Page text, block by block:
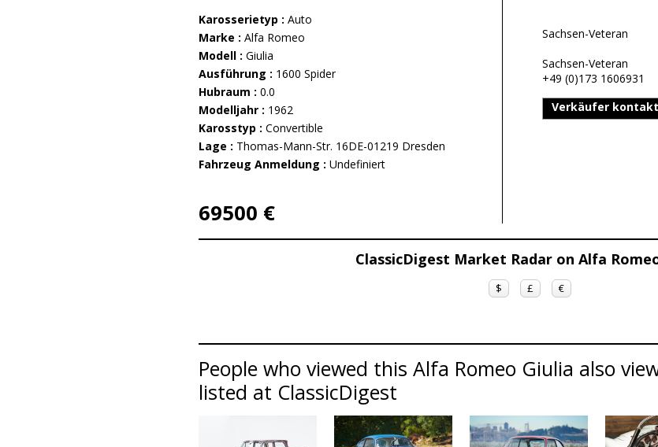
Karosserietyp : Auto
Marke : Alfa Romeo
Modell : Giulia
Ausführung : 1600 Spider
Hubraum : 0.0
Modelljahr : 1962
Karosstyp : Convertible
Lage : Thomas-Mann-Str. 16DE-01219 Dresden
Fahrzeug Anmeldung : Undefiniert
69500 €
Sachsen-Veteran
Sachsen-Veteran
+49 (0)173 1606931
Verkäufer
ClassicDigest Market Radar on Alfa
$ £ €
People who viewed this Alfa Romeo Giulia also
listed at ClassicDigest